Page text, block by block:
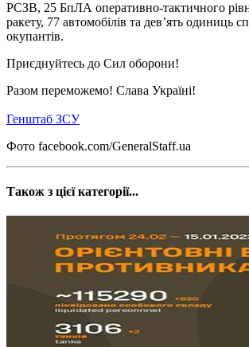
РСЗВ, 25 БпЛА оперативно-тактичного
ракету, 77 автомобілів та дев’ять одиниць
окупантів.
Приєднуйтесь до Сил оборони!
Разом переможемо! Слава Україні!
Генштаб ЗСУ
Фото facebook.com/GeneralStaff.ua
Також з цієї категорії...